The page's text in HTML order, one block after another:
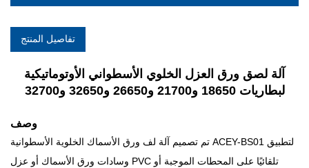
تفاصيل المنتج
آلة لصق ورق العزل الخلوي الأسطواني الأوتوماتيكية
لبطاريات 18650 و21700 و26650 و32650 و32700
وصف
تم تصميم آلة لف ورق الأسماك الخلوية الأسطوانية ACEY-BS01 لتطبيق
وسادات ورق الأسماك أو عزل PVC تلقائيًا على المحطات الموجبة أو